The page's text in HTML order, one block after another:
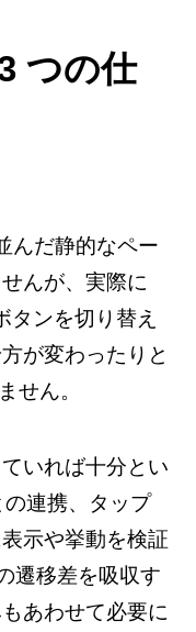
つの仕
んだ静的なペー
んが、実際に
タンを切り替え
が変わったりと
せん。
いれば十分とい
連携、タップ
示や挙動を検証
遷移差を吸収す
あわせて必要に